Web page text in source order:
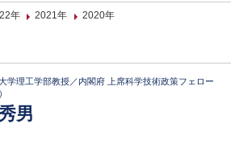
年 2021年 2020年
学理工学部教授／内閣府 上席科学技術政策フェロー
男